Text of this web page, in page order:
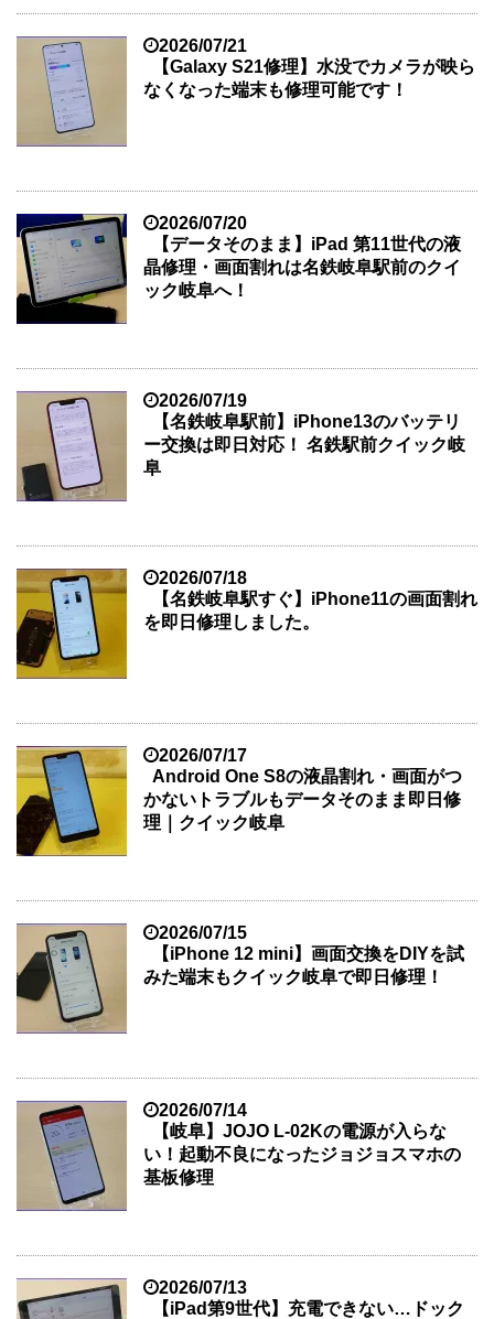
2026/07/21
【Galaxy S21修理】水没でカメラが映ら
なくなった端末も修理可能です！
2026/07/20
【データそのまま】iPad 第11世代の液
晶修理・画面割れは名鉄岐阜駅前のクイ
ック岐阜へ！
2026/07/19
【名鉄岐阜駅前】iPhone13のバッテリ
ー交換は即日対応！ 名鉄駅前クイック岐
阜
2026/07/18
【名鉄岐阜駅すぐ】iPhone11の画面割れ
を即日修理しました。
2026/07/17
Android One S8の液晶割れ・画面がつ
かないトラブルもデータそのまま即日修
理｜クイック岐阜
2026/07/15
【iPhone 12 mini】画面交換をDIYを試
みた端末もクイック岐阜で即日修理！
2026/07/14
【岐阜】JOJO L-02Kの電源が入らな
い！起動不良になったジョジョスマホの
基板修理
2026/07/13
【iPad第9世代】充電できない…ドック